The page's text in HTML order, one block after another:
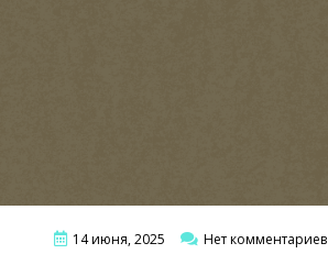
14 июня, 2025 Нет комментариев